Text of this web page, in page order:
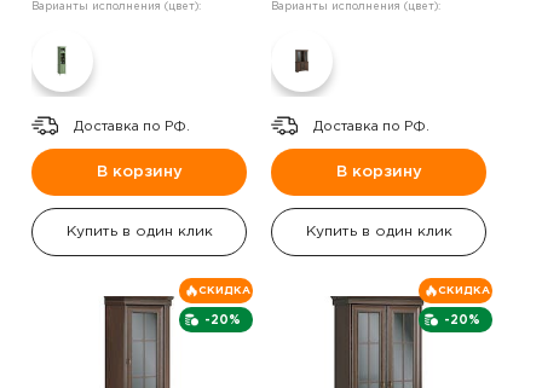
Варианты исполнения (цвет):
Доставка по РФ.
В корзину
Купить в один клик
Варианты исполнения (цвет):
Доставка по РФ.
В корзину
Купить в один клик
-20%
СКИДКА
-20%
СКИДКА